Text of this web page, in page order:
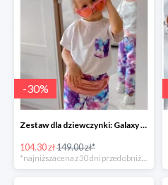
-30%
Zestaw dla dziewczynki: Galaxy Unicorn -30%
104.30 zł149.00 zł*
*najniższa cena z 30 dni przed obniżką